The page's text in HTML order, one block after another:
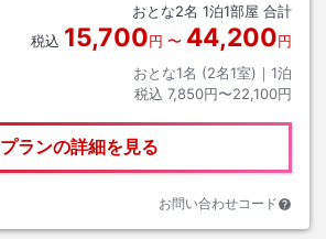
おとな2名 1泊1部屋 合計
税込 15,700円 〜 44,200円
おとな1名 (2名1室)｜ 1泊
税込 7,850円〜22,100円
プランの詳細を見る
お問い合わせコード